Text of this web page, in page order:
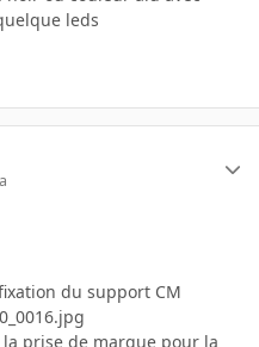
leds
du support CM
prise de marque pour la